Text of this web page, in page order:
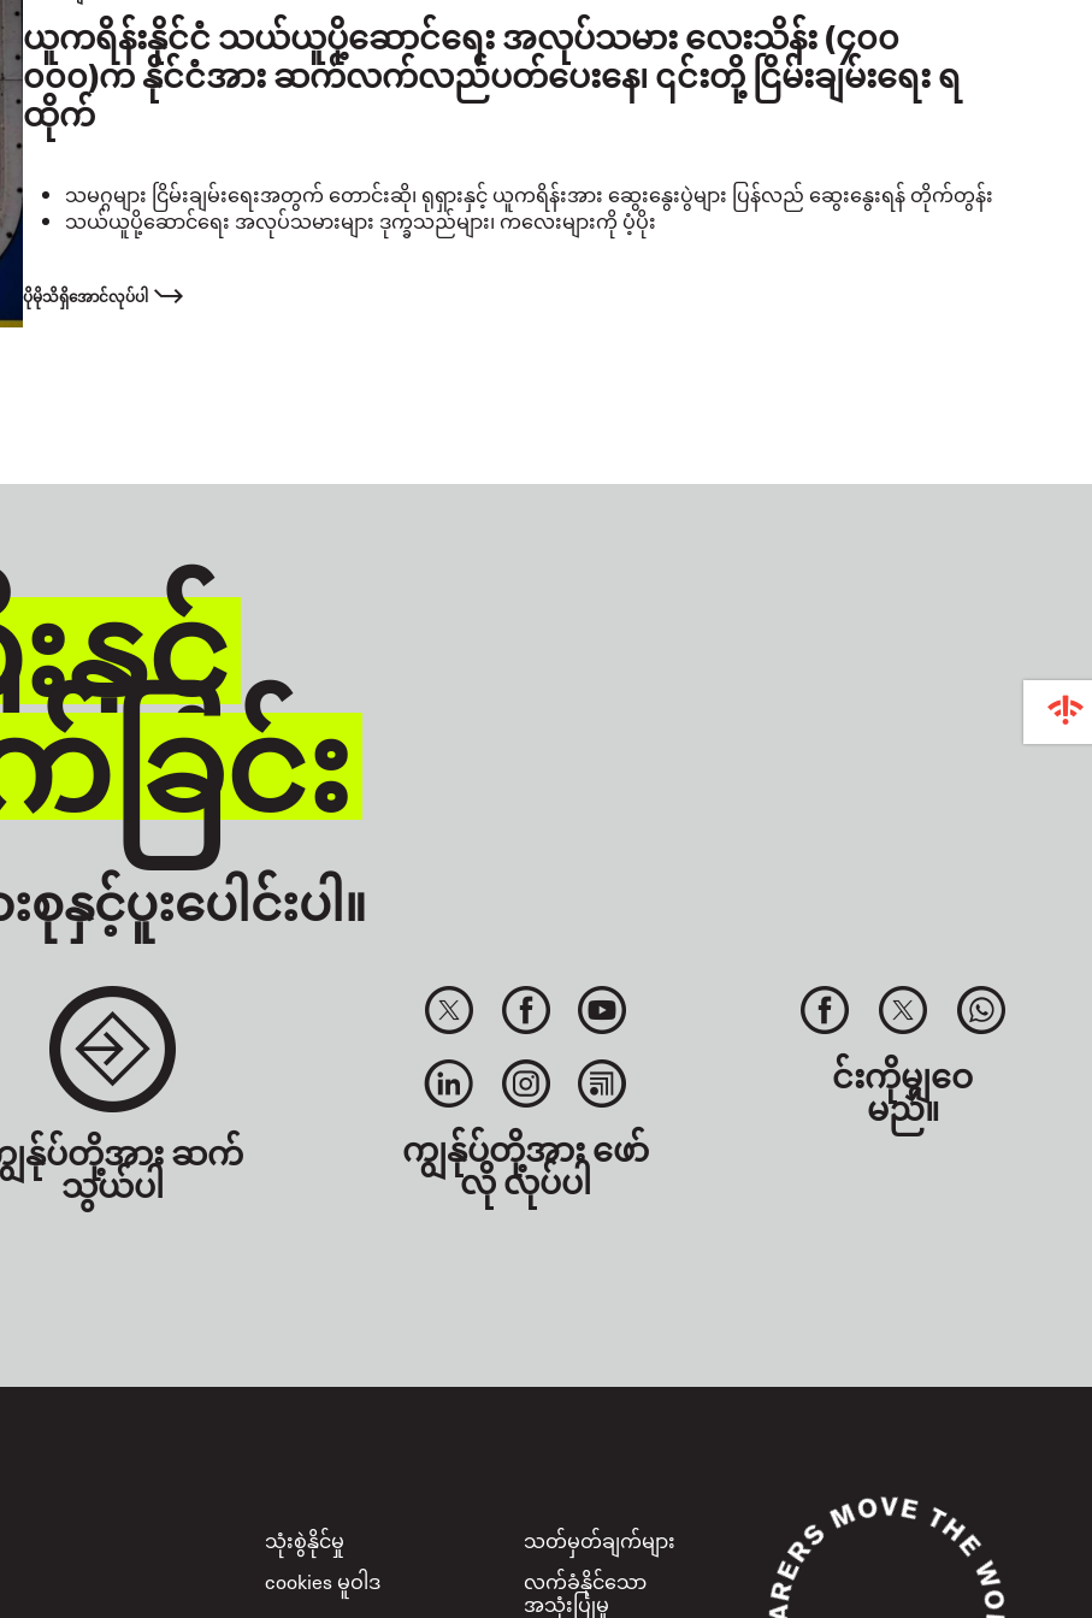
ယူကရိန်းနိုင်ငံ သယ်ယူပို့ဆောင်ရေး အလုပ်သမား လေးသိန်း (၄၀၀
၀၀၀)က နိုင်ငံအား ဆက်လက်လည်ပတ်ပေးနေ၊ ၎င်းတို့ ငြိမ်းချမ်းရေး ရ
ထိုက်
သမဂ္ဂများ ငြိမ်းချမ်းရေးအတွက် တောင်းဆို၊ ရုရှားနှင့် ယူကရိန်းအား ဆွေးနွေးပွဲများ ပြန်လည် ဆွေးနွေးရန် တိုက်တွန်း
သယ်ယူပို့ဆောင်ရေး အလုပ်သမားများ ဒုက္ခသည်များ၊ ကလေးများကို ပံ့ပိုး
ပိုမိုသိရှိအောင်လုပ်ပါ
နှင့်
ြင်း
င့်ပူးပေါင်းပါ။
န်ုပ်တို့အား ဆက်
သွယ်ပါ
ကျွန်ုပ်တို့အား ဖော်
လို လုပ်ပါ
င်းကိုမျှဝေ
မည်။
Footer
သုံးစွဲနိုင်မှု
သတ်မှတ်ချက်များ
cookies မူဝါဒ
လက်ခံနိုင်သော
အသုံးပြုမှု